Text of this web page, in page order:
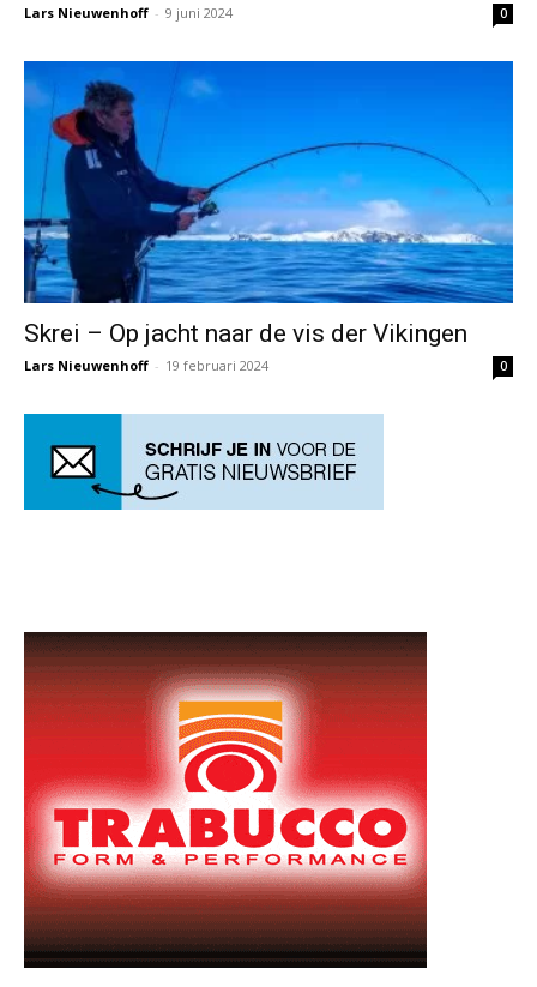
Lars Nieuwenhoff - 9 juni 2024 0
Skrei – Op jacht naar de vis der Vikingen
Lars Nieuwenhoff - 19 februari 2024 0